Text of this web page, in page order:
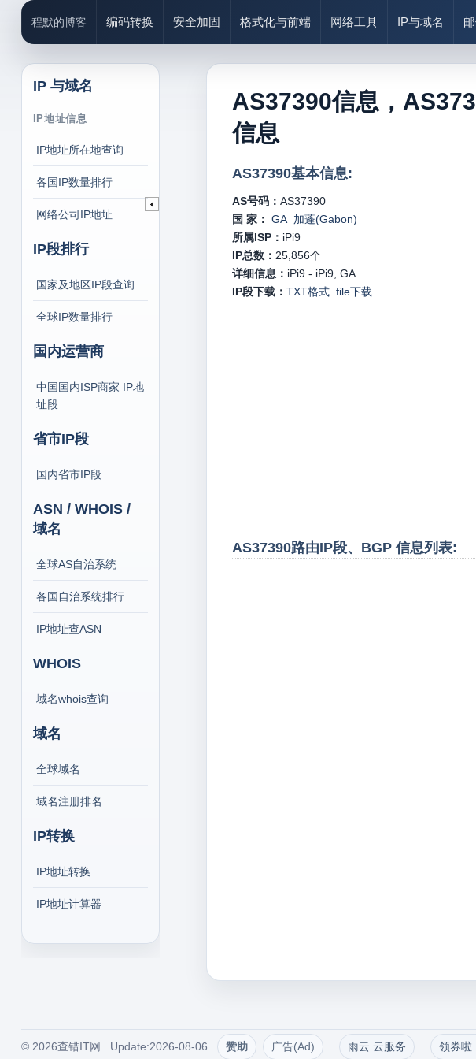
程默的博客 编码转换 安全加固 格式化与前端 网络工具 IP与域名
IP 与域名
IP地址信息
IP地址所在地查询
各国IP数量排行
网络公司IP地址
IP段排行
国家及地区IP段查询
全球IP数量排行
国内运营商
中国国内ISP商家 IP地
址段
省市IP段
国内省市IP段
ASN / WHOIS /
域名
全球AS自治系统
各国自治系统排行
IP地址查ASN
WHOIS
域名whois查询
域名
全球域名
域名注册排名
IP转换
IP地址转换
IP地址计算器
AS37390信息，
信息
AS37390基本信息:
AS号码： AS37390
国 家： GA 加蓬(Gabon)
所属ISP： iPi9
IP总数： 25,856个
详细信息： iPi9 - iPi9, GA
IP段下载： TXT格式 file下载
AS37390路由IP段、BGP 信息列表:
© 2026查错IT网. Update:2026-08-06 赞助 广告(Ad) 雨云 云服务 领券啦